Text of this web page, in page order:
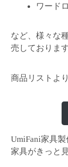
ワード
など、様々な
売しております
商品リストよ
UmiFani家具
家具がきっと